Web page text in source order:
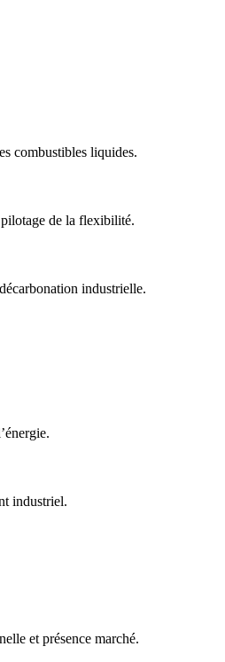
combustibles liquides.
de la flexibilité.
industrielle.
industriel.
et présence marché.